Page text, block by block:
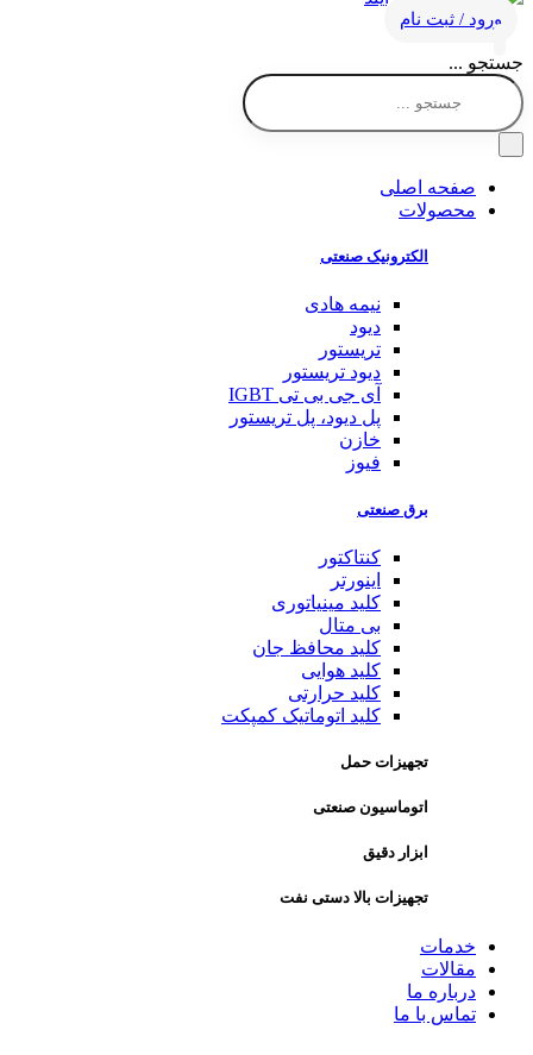
ورود / ثبت نام
جستجو ...
صفحه اصلی
محصولات
الکترونیک صنعتی
نیمه هادی
دیود
تریستور
دیود تریستور
آی جی بی تی IGBT
پل دیود، پل تریستور
خازن
فیوز
برق صنعتی
کنتاکتور
اینورتر
کلید مینیاتوری
بی متال
کلید محافظ جان
کلید هوایی
کلید حرارتی
کلید اتوماتیک کمپکت
تجهیزات حمل
اتوماسیون صنعتی
ابزار دقیق
تجهیزات بالا دستی نفت
خدمات
مقالات
درباره ما
تماس با ما